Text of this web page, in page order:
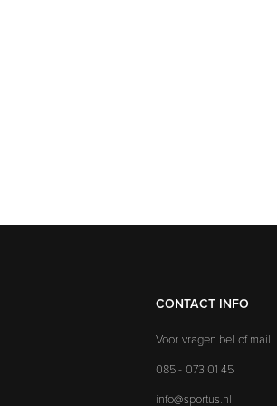
CONTACT INFO
Voor vragen bel of mail
085 - 073 01 45
info@sportus.nl